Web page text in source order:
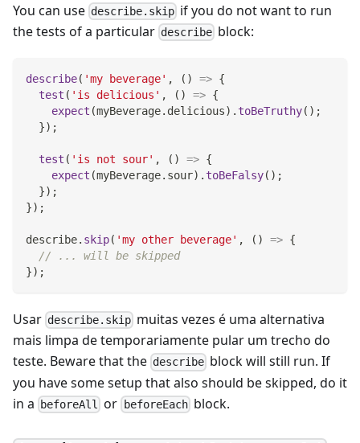
You can use describe.skip if you do not want to run
the tests of a particular describe block:
describe( 'my beverage' , ( ) => {
test ( 'is delicious' , ( ) => {
expect (myBeverage. delicious) . toBeTruthy( ) ;
}) ;
test ( 'is not sour' , ( ) => {
expect (myBeverage. sour) . toBeFalsy( ) ;
}) ;
}) ;
describe. skip( 'my other beverage' , ( ) => {
// ... will be skipped
}) ;
Usar describe.skip muitas vezes é uma alternativa
mais limpa de temporariamente pular um trecho do
teste. Beware that the describe block will still run. If
you have some setup that also should be skipped, do it
in a
beforeAll or beforeEachblock.